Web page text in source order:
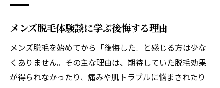
メンズ脱毛体験談に学ぶ後悔する理由
メンズ脱毛を始めてから「後悔した」と感じる方は少な
くありません。その主な理由は、期待していた脱毛効果
が得られなかったり、痛みや肌トラブルに悩まされたり